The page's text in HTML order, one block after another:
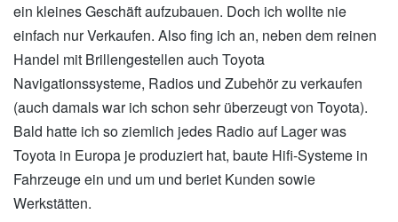
ein kleines Geschäft aufzubauen. Doch ich wollte nie
einfach nur Verkaufen. Also fing ich an, neben dem reinen
Handel mit Brillengestellen auch Toyota
Navigationssysteme, Radios und Zubehör zu verkaufen
(auch damals war ich schon sehr überzeugt von Toyota).
Bald hatte ich so ziemlich jedes Radio auf Lager was
Toyota in Europa je produziert hat, baute Hifi-Systeme in
Fahrzeuge ein und um und beriet Kunden sowie
Werkstätten.